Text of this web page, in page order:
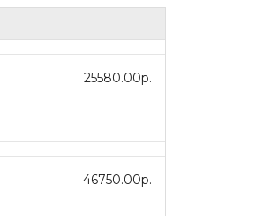
25580.00р.
46750.00р.